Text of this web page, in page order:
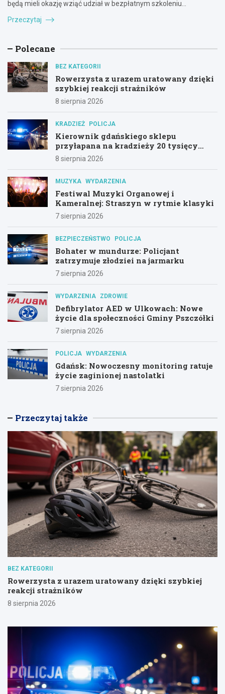
będą mieli okazję wziąć udział w bezpłatnym szkoleniu…
Przeczytaj
Polecane
BEZ KATEGORII
Rowerzysta z urazem uratowany dzięki
szybkiej reakcji strażników
8 sierpnia 2026
KRADZIEŻ POLICJA
Kierownik gdańskiego sklepu
przyłapana na kradzieży 20 tysięcy
złotych z utargu
8 sierpnia 2026
MUZYKA WYDARZENIA
Festiwal Muzyki Organowej i
Kameralnej: Straszyn w rytmie klasyki
7 sierpnia 2026
BEZPIECZEŃSTWO POLICJA
Bohater w mundurze: Policjant
zatrzymuje złodziei na jarmarku
7 sierpnia 2026
WYDARZENIA ZDROWIE
Defibrylator AED w Ulkowach: Nowe
życie dla społeczności Gminy Pszczółki
7 sierpnia 2026
POLICJA WYDARZENIA
Gdańsk: Nowoczesny monitoring ratuje
życie zaginionej nastolatki
7 sierpnia 2026
Przeczytaj także
BEZ KATEGORII
Rowerzysta z urazem uratowany dzięki szybkiej
reakcji strażników
8 sierpnia 2026